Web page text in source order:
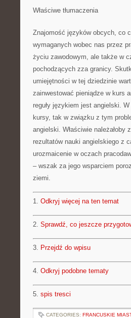
Właściwe tłumaczenia
Znajomość języków obcych, co
wymaganych wobec nas przez
życiu zawodowym, ale także w
pochodzących zza granicy.
umiejętności w tej dziedzinie
zainwestować pieniądze w kurs
reguły językiem jest angielski.
kursy, tak w związku z tym
angielski. Właściwie
rezultatów nauki angielskiego z
urozmaicenie w oczach
– wszak za jego wsparciem
ziemi.
1. Odkryj więcej na ten temat
2. Sprawdź, co jeszcze
3. Przejdź do wpisu
4. Odkryj podobne tematy
5. spis tresci
CATEGORIES: FRANCUSKIE